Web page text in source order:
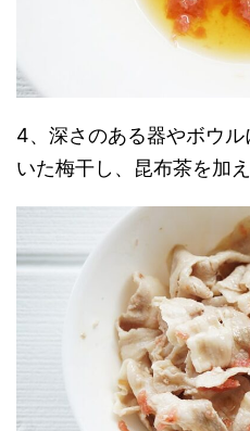
4、深さのある器やボウ
いた梅干し、昆布茶を加